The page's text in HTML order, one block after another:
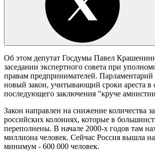
Об этом депутат Госдумы Павел
заседании экспертного совета при
правам предпринимателей. Парламентарий
новый закон, учитывающий сроки ареста в
последующего заключения "круче
Закон направлен на снижение количества
российских колониях, которые в
переполнены. В начале 2000-х годов там
миллиона человек. Сейчас Россия вышла
минимум - 600 000 человек.